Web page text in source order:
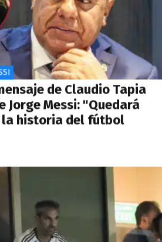
de Claudio Tapia
Jorge Messi: "Quedará
la historia del fútbol